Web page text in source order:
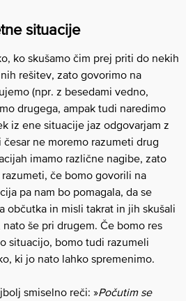
situacije
ko skušamo čim prej priti do nekih
rešitev, zato govorimo na
(npr. z besedami vedno,
drugega, ampak tudi naredimo
iz ene situacije jaz odgovarjam z
ne moremo razumeti drug
imamo različne nagibe, zato
če bomo govorili na
pa nam bo pomagala, da se
občutka in misli takrat in jih skušali
še pri drugem. Če bomo res
situacijo, bomo tudi razumeli
ki jo nato lahko spremenimo.
smiselno reči: »Počutim se